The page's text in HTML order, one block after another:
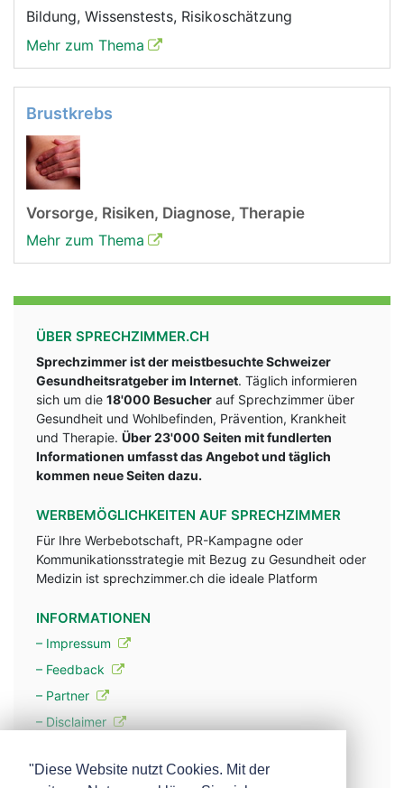
Bildung, Wissenstests, Risikoschätzung
Mehr zum Thema
Brustkrebs
Vorsorge, Risiken, Diagnose, Therapie
Mehr zum Thema
ÜBER SPRECHZIMMER.CH
Sprechzimmer ist der meistbesuchte Schweizer
Gesundheitsratgeber im Internet. Täglich informieren
sich um die 18'000 Besucher auf Sprechzimmer über
Gesundheit und Wohlbefinden, Prävention, Krankheit
und Therapie. Über 23'000 Seiten mit fundlerten
Informationen umfasst das Angebot und täglich
kommen neue Seiten dazu.
WERBEMÖGLICHKEITEN AUF SPRECHZIMMER
Für Ihre Werbebotschaft, PR-Kampagne oder
Kommunikationsstrategie mit Bezug zu Gesundheit oder
Medizin ist sprechzimmer.ch die ideale Platform
INFORMATIONEN
– Impressum
– Feedback
– Partner
– Disclaimer
"Diese Website nutzt Cookies. Mit der